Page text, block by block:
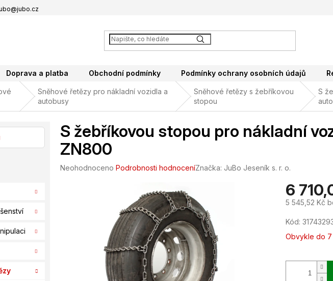
Doprava a platba Obchodní podmínky Podmínky ochrany osobních údajů
Sněhové řetězy pro nákladní vozidla a
autobusy
Sněhové řetězy s žebříkovou
stopou
S
S žebříkovou stopou pro nákladní
ZN800
Průměrné
Neohodnoceno Podrobnosti hodnoceníZnačka: JuBo Jeseník s. r. o.
6
5 545,52 Kč
Měrná
cena:
Kód:
Obvykle do 7